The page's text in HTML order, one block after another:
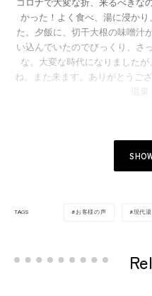
コロナで大変な折、来るべきな
かった！よく食べ、湯に浸か
た。夕飯に、切干大根の味噌汁
い込んでいたのでびっくり、さ
な。大変な時代になりました
ね。また来ます。ありがとうご
温
TAGS お客様の声 現代